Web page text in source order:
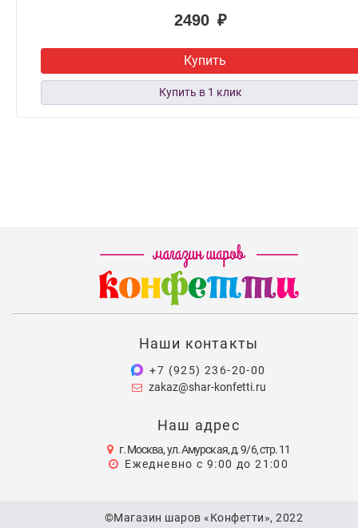
2490 ₽
Купить
Наши контакты
+7 (925) 236-20-00
zakaz@shar-konfetti.ru
Наш адрес
г. Москва, ул. Амурская, д. 9/6, стр. 11
Ежедневно с 9:00 до 21:00
©Магазин шаров «Конфетти», 2022